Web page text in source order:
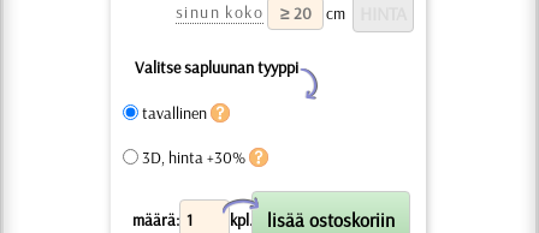
sinun koko
cm
Valitse sapluunan tyyppi
Y
tavallinen
3D, hinta +30%
määrä: kpl.
X